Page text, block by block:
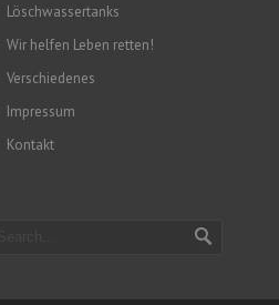
Löschwassertanks
Wir helfen Leben retten!
Verschiedenes
Impressum
Kontakt